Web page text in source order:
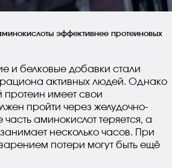
эффективнее протеиновых
и белковые добавки стали
активных людей. Однако
протеин имеет свои
пройти через желудочно-
часть аминокислот теряется, а
несколько часов. При
потери могут быть ещё